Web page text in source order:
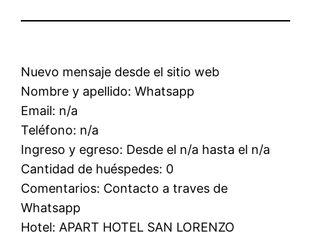
Nuevo mensaje desde el sitio web
Nombre y apellido: Whatsapp
Email: n/a
Teléfono: n/a
Ingreso y egreso: Desde el n/a hasta el n/a
Cantidad de huéspedes: 0
Comentarios: Contacto a traves de
Whatsapp
Hotel: APART HOTEL SAN LORENZO